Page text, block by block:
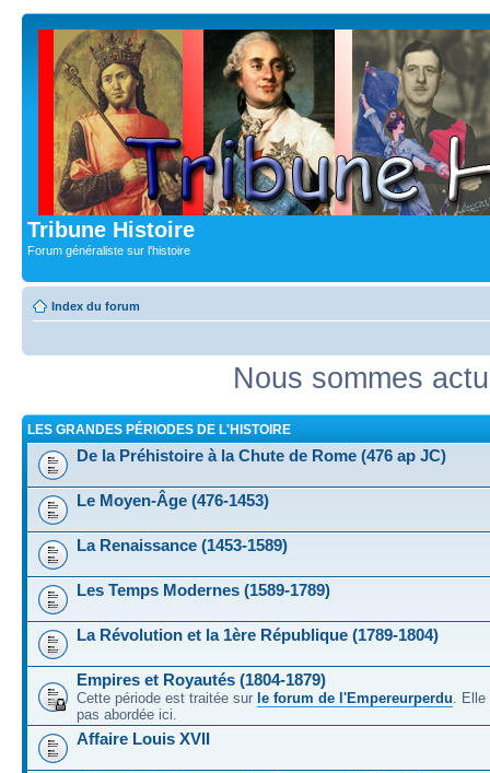
Tribune Histoire
Forum généraliste sur l'histoire
Index du forum
Nous sommes
LES GRANDES PÉRIODES DE L'HISTOIRE
De la Préhistoire à la Chute de Rome (476 ap JC)
Le Moyen-Âge (476-1453)
La Renaissance (1453-1589)
Les Temps Modernes (1589-1789)
La Révolution et la 1ère République (1789-1804)
Empires et Royautés (1804-1879)
Cette période est traitée sur le forum de l'Empereurperdu. Elle
pas abordée ici.
Affaire Louis XVII